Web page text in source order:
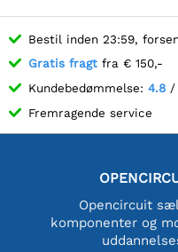
Bestil inden 23:59,
Gratis fragt fra € 150,-
Kundebedømmelse: 4.8 /
Fremragende service
Opencircuit
komponenter og